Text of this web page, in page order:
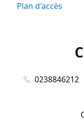
Plan d'accès
0238846212